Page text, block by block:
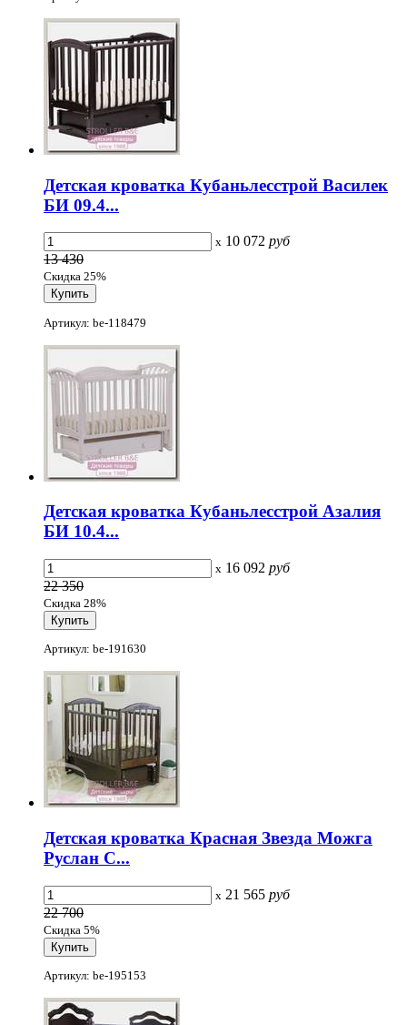
Детская кроватка Кубаньлесстрой Василек
БИ 09.4...
x 10 072 руб
13 430
Скидка 25%
Артикул: be-118479
Детская кроватка Кубаньлесстрой Азалия
БИ 10.4...
x 16 092 руб
22 350
Скидка 28%
Артикул: be-191630
Детская кроватка Красная Звезда Можга
Руслан С...
x 21 565 руб
22 700
Скидка 5%
Артикул: be-195153